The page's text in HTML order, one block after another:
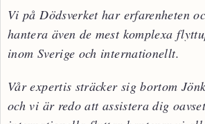
Vi på Dödsverket har erfarenheten
hantera även de mest komplexa
inom Sverige och internationellt.
Vår expertis sträcker sig bortom
och vi är redo att assistera dig